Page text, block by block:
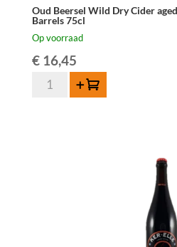
Oud Beersel Wild Dry Cider
Barrels 75cl
Op voorraad
€16,45
Oud
Toevoegen